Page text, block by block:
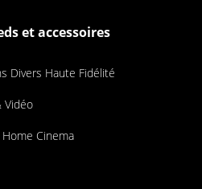
et accessoires
Divers Haute Fidélité
Vidéo
Cinema